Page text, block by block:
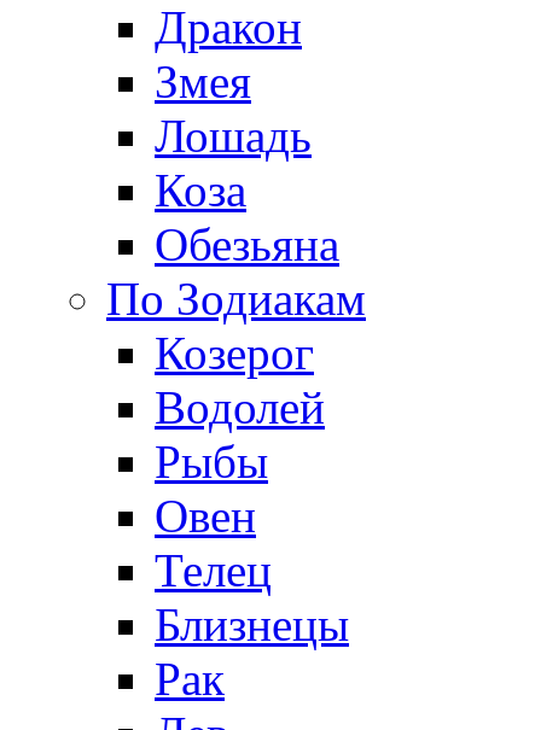
Дракон
Змея
Лошадь
Коза
Обезьяна
По Зодиакам
Козерог
Водолей
Рыбы
Овен
Телец
Близнецы
Рак